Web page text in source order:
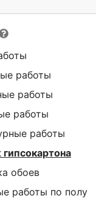
работы
работы
работы
работы
обоев
работы по полу